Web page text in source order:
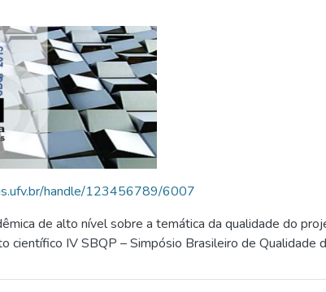
handle/123456789/6007
de alto nível sobre a temática da qualidade do
científico IV SBQP – Simpósio Brasileiro de Qualidade